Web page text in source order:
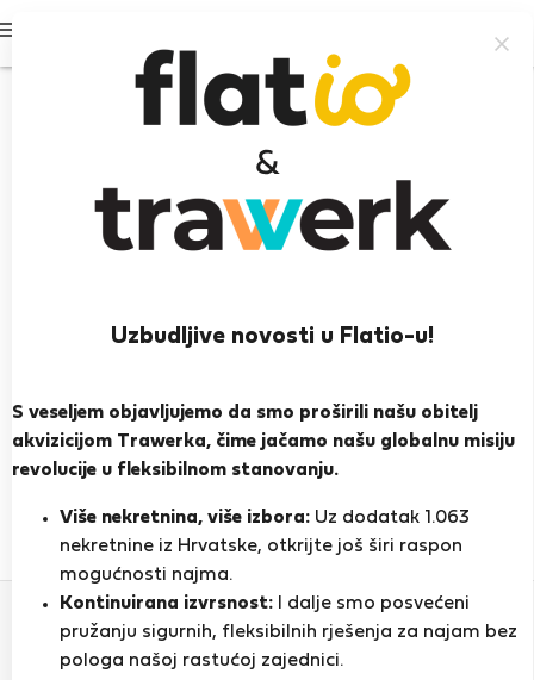
Uzbudljive novosti u Flatio-u!
S veseljem objavljujemo da smo proširili našu obitelj
akvizicijom Trawerka, čime jačamo našu globalnu misiju
revolucije u fleksibilnom stanovanju.
Više nekretnina, više izbora: Uz dodatak 1.063
nekretnine iz Hrvatske, otkrijte još širi raspon
mogućnosti najma.
Kontinuirana izvrsnost: I dalje smo posvećeni
pružanju sigurnih, fleksibilnih rješenja za najam bez
pologa našoj rastućoj zajednici.
Lucia P.
Bratislava
PRIKAŽI ŽIVOTOPIS
Ocjena i reference
0
Ponude
1
Ocjena